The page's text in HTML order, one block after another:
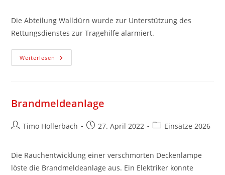
Die Abteilung Walldürn wurde zur Unterstützung des
Rettungsdienstes zur Tragehilfe alarmiert.
Weiterlesen
Brandmeldeanlage
Timo Hollerbach 27. April 2022 Einsätze 2026
Die Rauchentwicklung einer verschmorten Deckenlampe
löste die Brandmeldeanlage aus. Ein Elektriker konnte